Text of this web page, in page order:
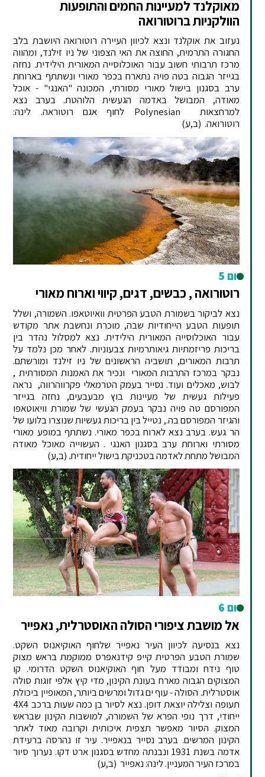
מאוקלנד למעיינות החמים והתופעות
הוולקניות ברוטורואה
נעזוב את אוקלנד ונצא לכיוון העיירה רוטורואה היושבת בלב
החגורה התרמית, החוצה את האי הצפוני של ניו זילנד, ומהווה
מרכז תרבותי חשוב עבור האוכלוסייה המאורית הילידית. נחזה
בגייזר הגבוה בטה פויה נתארח בכפר מאורי ונשתתף בארוחת
ערב בסגנון בישול מאורי מסורתי, המכונה "האנגי" - אוכל
מאודה, המבושל באדמה הגעשית הלוהטת. בערב נצא
למרחצאות Polynesian לחוף אגם רוטוראה. לינה:
רוטורואה. (ב,ע)
יום 5
רוטורואה , כבשים, דגים, קיווי וארוח מאורי
נצא לביקור בשמורת הטבע הפרטית וואיוטאפו. השמורה, ושלל
תופעות הטבע הייחודיות שבה, מוכרת ונחשבת אתר מקודש
עבור האוכלוסייה המאורית הילידית. נצא למסלול נהדר בין
בריכות פריזמתיות גיאותרמיות צבעוניות. לאחר מכן נלמד על
תרבות המאורים, תושביה הראשונים של ניו זילנד ומורשתם.
נבקר במרכז התרבות המאורי ונכיר את האמנות המסורתית ,
לבוש, מאכלים ועוד. נסייר בעמק הטרמאלי פקרווהרווה, נראה
פעילות געשית של מעיינות בוץ מבעבעים, נחזה בגייזר
המפורסם טה פויה נבקר בעמק הגעשי של שמורת וויאוטאפו
והגיזר המפורסם בה., נטייל בין בריכות געשיות שנוצרו בלועו של
הר געש. בערב נצא לארוח בכפר מאורי. נשתתף במופע מאורי
מסורתי וארוחת ערב בסגנון האנגי . העשוייה מאוכל מאודה
המבושל מתחת לאדמה בטכניקת בישול ייחודית. (ב,ע)
יום 6
אל מושבת ציפורי הסולה האוסטרלית, נאפייר
נצא בנסיעה לכיוון העיר נאפייר שלחוף האוקיאנוס השקט.
שמורת הטבע הפרטית קייפ קידנאפרס ממוקמת בראש מצוק
טוף נידח ומבודד מעל חוף האוקיאנוס השקט הדרומי. קו
המצוקים הגבוה מארח בעונת הקינון, מדי קיץ אלפי זוגות סולה
אוסטרלית. הסולה - עוף ים גדול ומרשים ביותר, המאופיין ביכולת
תעופה וצלילה יוצאת דופן. נצא לסיור בן כמה שעות ברכב 4X4
ייחודי, דרך נופי הפרא של השמורה, למושבות הקינון שבראש
המצוק. הסיור מאפשר תצפית איכותית וקרובה מאוד לאתר
הקינון המרשים. בערב נסייר בנאפייר. עיר זו נהרסה ברעידת
אדמה בשנת 1931 ונבנתה מחדש בסגנון ארט דקו. נערוך סיור
במרכז העיר המעניין. לינה: נאפייר (ב,ע)